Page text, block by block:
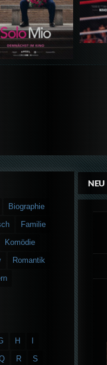
NEU
Biographie
Familie
Komödie
Romantik
H
R
S